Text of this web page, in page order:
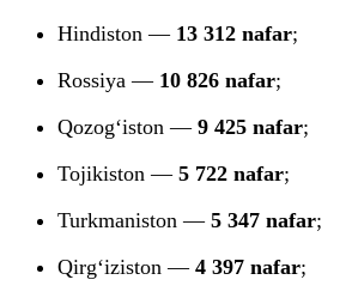
Hindiston — 13 312 nafar;
Rossiya — 10 826 nafar;
Qozog‘iston — 9 425 nafar;
Tojikiston — 5 722 nafar;
Turkmaniston — 5 347 nafar;
Qirg‘iziston — 4 397 nafar;